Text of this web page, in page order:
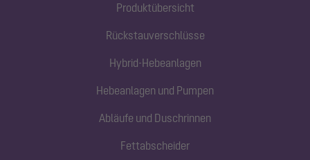
Produktübersicht
Rückstauverschlüsse
Hybrid-Hebeanlagen
Hebeanlagen und Pumpen
Abläufe und Duschrinnen
Fettabscheider